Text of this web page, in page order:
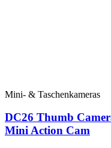
Mini- & Taschenkameras
DC26 Thumb
Mini Action Cam